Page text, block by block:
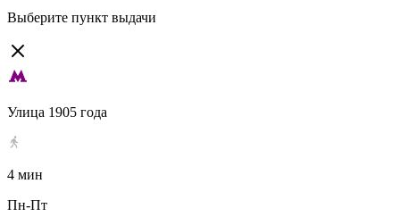
Выберите пункт выдачи
Улица 1905 года
4 мин
Пн-Пт